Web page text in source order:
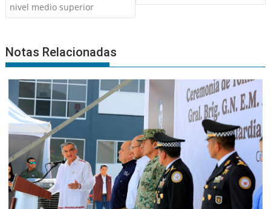
nivel medio superior
Notas Relacionadas